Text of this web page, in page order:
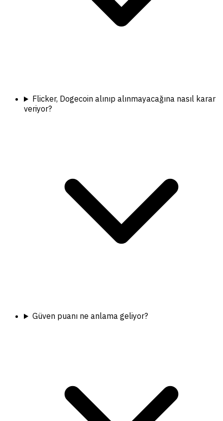
Flicker, Dogecoin alınıp alınmayacağına nasıl karar
veriyor?
Güven puanı ne anlama geliyor?